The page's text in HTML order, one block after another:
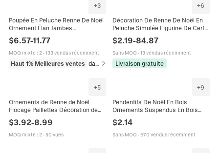
+3
Poupée En Peluche Renne De Noël
Ornement Élan Jambes
Rétractables Tissu Tricoté À
Carreaux Rouges Décor De Fête
$6.57-11.77
MOQ mixte: 2· 133 vendus récemment
Haut 1% Meilleures ventes dans Décoration intérieure
+6
Décoration De Renne De Noël En
Peluche Simulée Figurine De Cerf
Élan Réaliste Pour Vitrine De
Maison De Vacances Multi Pose
$2.19-84.87
Sans MOQ · 13 vendus récemment
Livraison gratuite
+5
Ornements de Renne de Noël
Flocage Paillettes Décoration de
Bureau Figurine de Cerf Moderne
Minimaliste pour Décor de Fête
$3.92-8.99
MOQ mixte: 2· 50 vues
+9
Pendentifs De Noël En Bois
Ornements Suspendus En Bois
Naturel Formes De Père Noël Élan
Étoile Cloche Pour Décor De Sapin
$2.14
Sans MOQ · 670 vendus récemment